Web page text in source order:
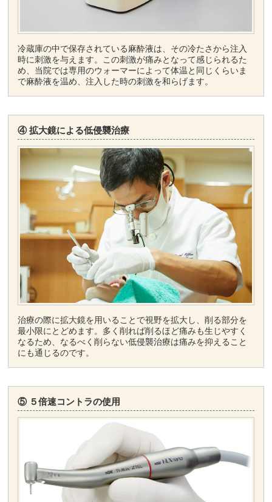
冷蔵庫の中で保存されている麻酔液は、その冷たさから注入
時に刺激を与えます。この刺激が痛みとなって感じられるた
め、当院では専用のウォーマーによって体温と同じくらいま
で麻酔液を温め、注入した時の刺激を和らげます。
④ 拡大鏡による低侵襲治療
治療の際に拡大鏡を用いることで視野を拡大し、削る部分を
最小限にとどめます。多く削れば削るほど痛みも生じやすく
なるため、なるべく削らない低侵襲治療は痛みを抑えること
にも通じるのです。
⑤ ５倍速コントラの使用